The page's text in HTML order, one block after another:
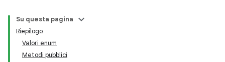
Su questa pagina
Riepilogo
Valori enum
Metodi pubblici